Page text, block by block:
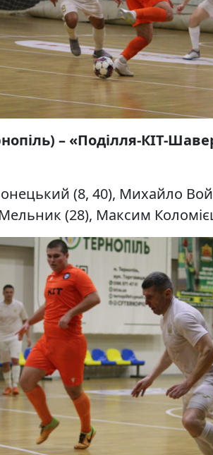
– «Поділля-КІТ-
(8, 40), Михайло
(28), Максим